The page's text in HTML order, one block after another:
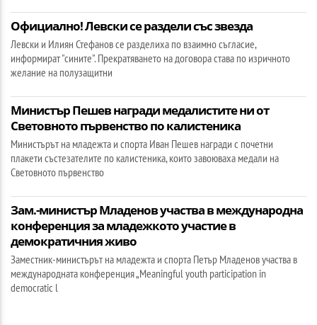
Официално! Левски се раздели със звезда
Левски и Илиян Стефанов се разделиха по взаимно съгласие,
информират "сините". Прекратяването на договора става по изричното
желание на полузащитни
Министър Пешев награди медалистите ни от
Световното първенство по калистеника
Министърът на младежта и спорта Иван Пешев награди с почетни
плакети състезателите по калистеника, които завоюваха медали на
Световното първенство
Зам.-министър Младенов участва в международна
конференция за младежкото участие в
демократичния живо
Заместник-министърът на младежта и спорта Петър Младенов участва в
международната конференция „Meaningful youth participation in
democratic l